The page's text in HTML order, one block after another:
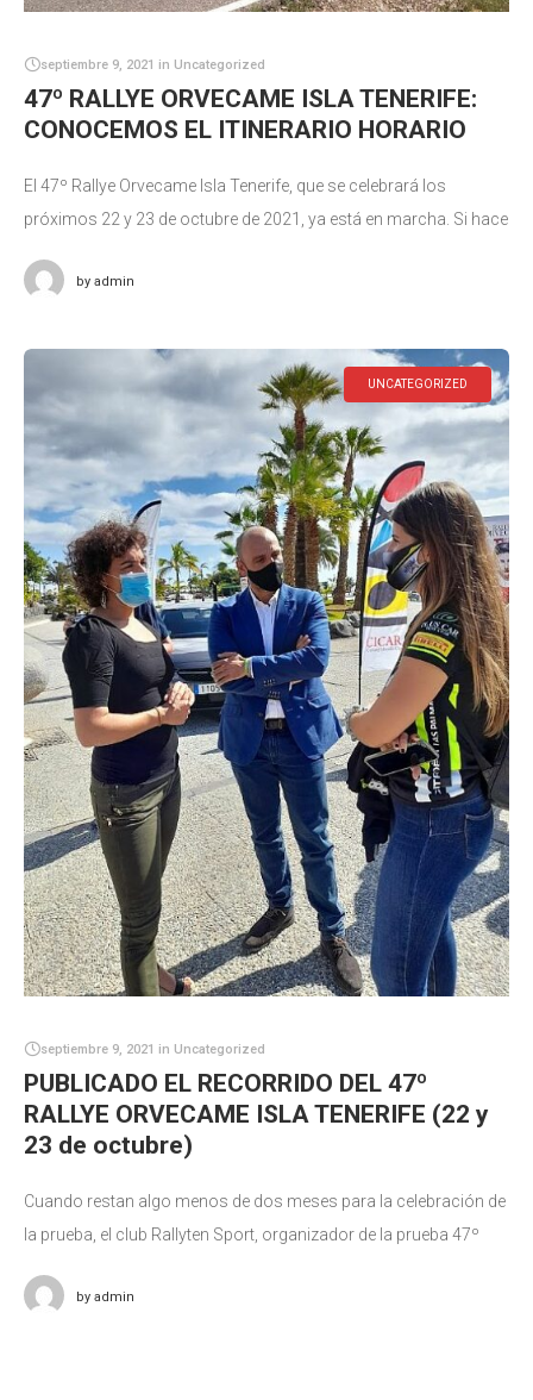
septiembre 9, 2021 in Uncategorized
47º RALLYE ORVECAME ISLA TENERIFE:
CONOCEMOS EL ITINERARIO HORARIO
El 47º Rallye Orvecame Isla Tenerife, que se celebrará los
próximos 22 y 23 de octubre de 2021, ya está en marcha. Si hace
by admin
UNCATEGORIZED
septiembre 9, 2021 in Uncategorized
PUBLICADO EL RECORRIDO DEL 47º
RALLYE ORVECAME ISLA TENERIFE (22 y
23 de octubre)
Cuando restan algo menos de dos meses para la celebración de
la prueba, el club Rallyten Sport, organizador de la prueba 47º
by admin